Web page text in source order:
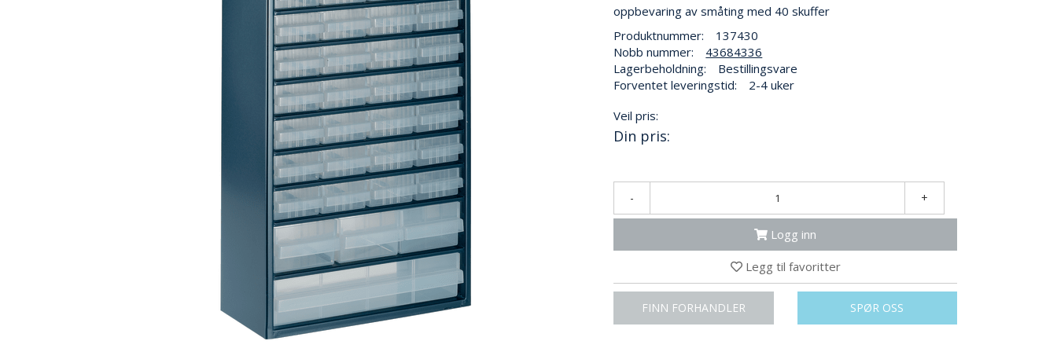
oppbevaring av småting med 40 skuffer
Produktnummer:
137430
Nobb nummer:
43684336
Lagerbeholdning:
Bestillingsvare
Forventet leveringstid:
2-4 uker
Veil pris:
Din pris:
- +
Logg inn
Legg til favoritter
FINN FORHANDLER SPØR OSS